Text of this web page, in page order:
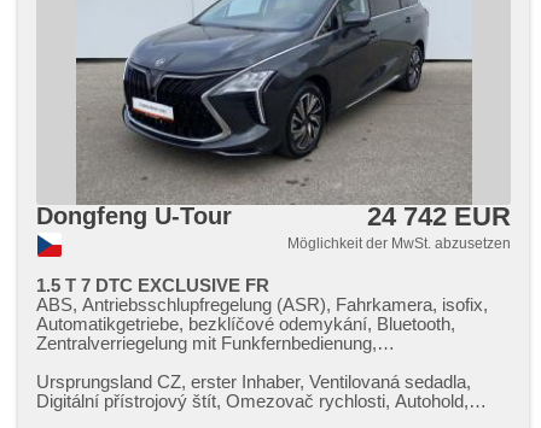
Dongfeng U-Tour 24 742 EUR
Möglichkeit der MwSt. abzusetzen
1.5 T 7 DTC EXCLUSIVE FR
ABS, Antriebsschlupfregelung (ASR), Fahrkamera, isofix,
Automatikgetriebe, bezklíčové odemykání, Bluetooth,
Zentralverriegelung mit Funkfernbedienung,
Deckel des Kofferraums, El. Klappspiegel, elektronická
ruční brzda, Elektronisches Stabilitätsprogramm (ESP),
Ursprungsland CZ,​ erster Inhaber,​ Ventilovaná sedadla,​
Digitální přístrojový štít,​ Omezovač rychlosti,​ Autohold,​